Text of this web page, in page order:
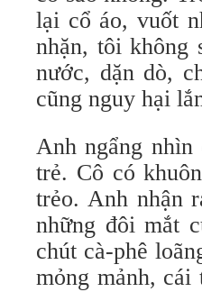
lại cổ áo, vuốt
nhặn, tôi không
nước, dặn dò,
cũng nguy hại
Anh ngẩng
trẻ. Cô có
trẻo. Anh nhận
những đôi mắt
chút cà-phê
mỏng mảnh,